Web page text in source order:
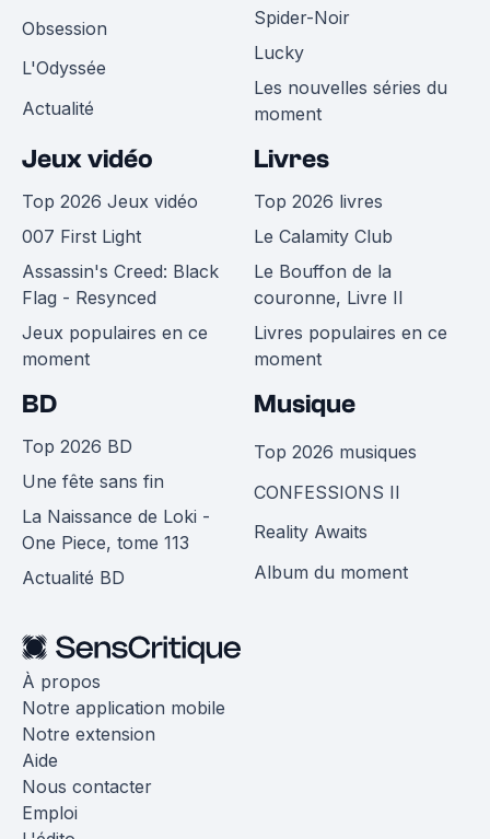
Obsession
L'Odyssée
Actualité
Spider-Noir
Lucky
Les nouvelles séries du
moment
Jeux vidéo
Top 2026 Jeux vidéo
007 First Light
Assassin's Creed: Black
Flag - Resynced
Jeux populaires en ce
moment
Livres
Top 2026 livres
Le Calamity Club
Le Bouffon de la
couronne, Livre II
Livres populaires en ce
moment
BD
Top 2026 BD
Une fête sans fin
La Naissance de Loki -
One Piece, tome 113
Actualité BD
Musique
Top 2026 musiques
CONFESSIONS II
Reality Awaits
Album du moment
À propos
Notre application mobile
Notre extension
Aide
Nous contacter
Emploi